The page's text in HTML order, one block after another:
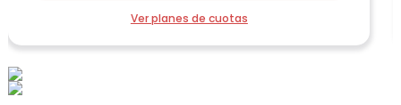
Ver planes de cuotas